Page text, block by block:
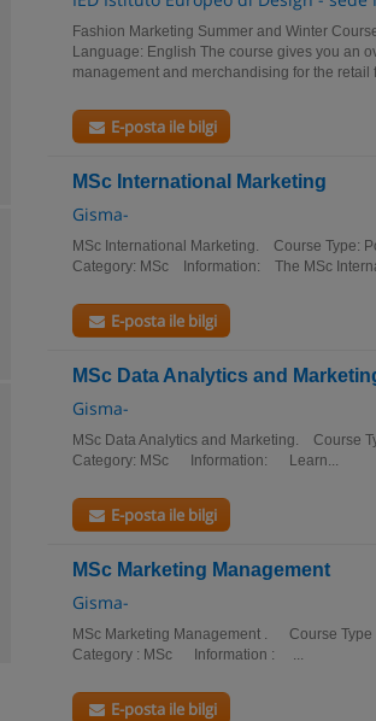
Fashion Marketing Summer and Winter
Language: English The course gives you an
management and merchandising for the retail
E-posta ile bilgi
MSc International Marketing
Gisma-
MSc International Marketing. Course
Category: MSc Information: The MSc
E-posta ile bilgi
MSc Data Analytics and
Gisma-
MSc Data Analytics and Marketing.
Category: MSc Information: Learn...
E-posta ile bilgi
MSc Marketing Management
Gisma-
MSc Marketing Management . Course
Category : MSc Information : ...
E-posta ile bilgi